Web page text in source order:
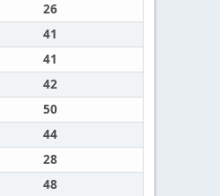
26
41
41
42
50
44
28
48